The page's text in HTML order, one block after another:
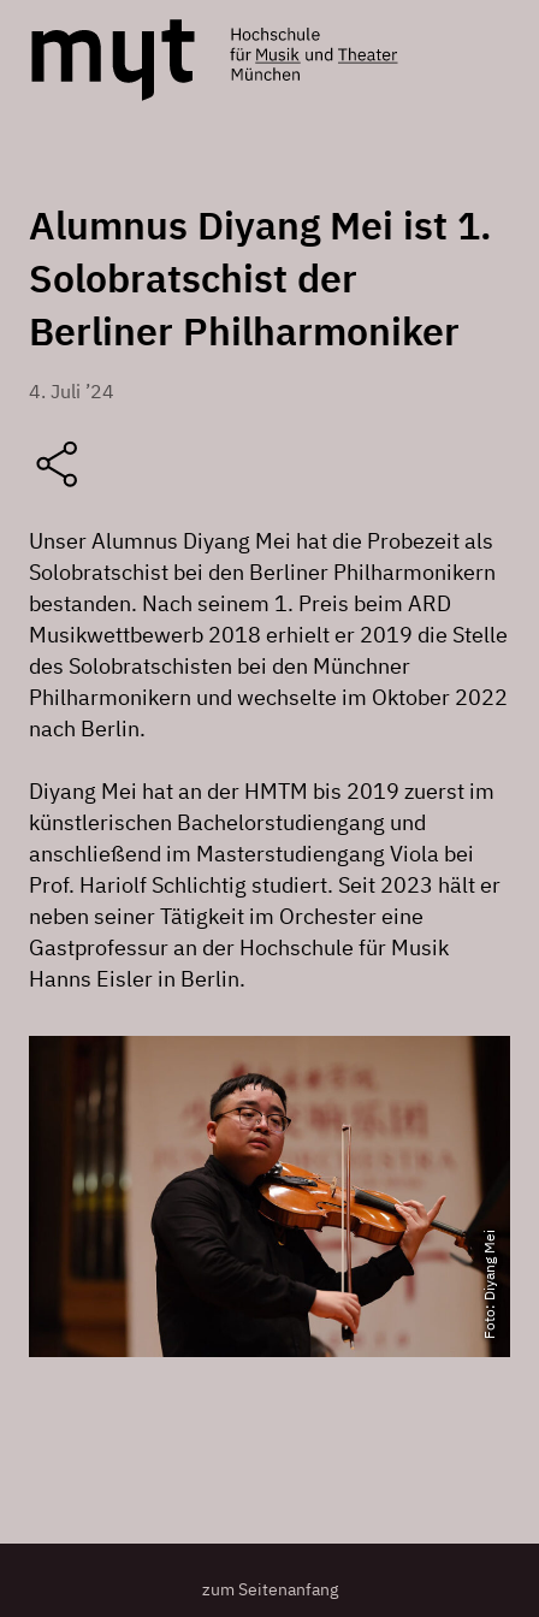
Alumnus Diyang Mei ist 1.
Solobratschist der
Berliner Philharmoniker
4. Juli ’24
Unser Alumnus Diyang Mei hat die Probezeit als
Solobratschist bei den Berliner Philharmonikern
bestanden. Nach seinem 1. Preis beim ARD
Musikwettbewerb 2018 erhielt er 2019 die Stelle
des Solobratschisten bei den Münchner
Philharmonikern und wechselte im Oktober 2022
nach Berlin.
Diyang Mei hat an der HMTM bis 2019 zuerst im
künstlerischen Bachelorstudiengang und
anschließend im Masterstudiengang Viola bei
Prof. Hariolf Schlichtig studiert. Seit 2023 hält er
neben seiner Tätigkeit im Orchester eine
Gastprofessur an der Hochschule für Musik
Hanns Eisler in Berlin.
Foto: Diyang Mei
zum Seitenanfang